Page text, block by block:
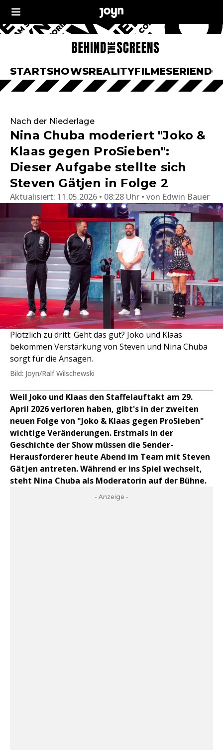
STARTSHOWSREALITYFILMESERIEN
Nach der Niederlage
Nina Chuba moderiert "Joko &
Klaas gegen ProSieben":
Dieser Aufgabe stellte sich
Steven Gätjen in Folge 2
Aktualisiert: 11.05.2026 • 08:28 Uhr von Edwin Bauer
Plötzlich zu dritt: Geht das gut? Joko und Klaas
bekommen Verstärkung von Steven und Nina Chuba
sorgt für die Ansagen.
Bild: Joyn/Ralf Wilschewski
Weil Joko und Klaas den Staffelauftakt am 29.
April 2026 verloren haben, gibt's in der zweiten
neuen Folge von "Joko & Klaas gegen ProSieben"
wichtige Veränderungen. Erstmals in der
Geschichte der Show müssen die Sender-
Herausforderer heute Abend im Team mit Steven
Gätjen antreten. Während er ins Spiel wechselt,
steht Nina Chuba als Moderatorin auf der Bühne.
- Anzeige -